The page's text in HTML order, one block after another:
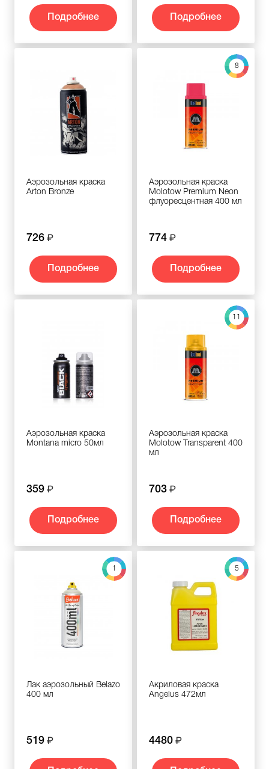
Подробнее Подробнее
Аэрозольная краска
Arton Bronze
726
Подробнее
8
Аэрозольная краска
Molotow Premium Neon
флуоресцентная 400 мл
774
Подробнее
Аэрозольная краска
Montana micro 50мл
359
Подробнее
11
Аэрозольная краска
Molotow Transparent 400
мл
703
Подробнее
1
Лак аэрозольный Belazo
400 мл
519
5
Акриловая краска
Angelus 472мл
4480